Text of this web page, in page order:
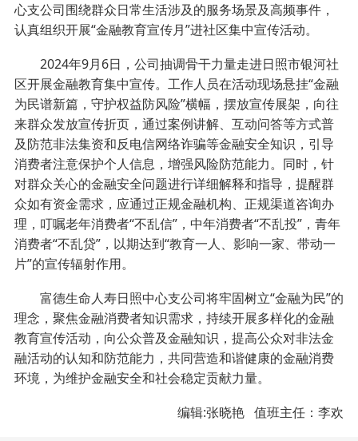
心支公司围绕群众日常生活涉及的服务场景及高频事件，
认真组织开展“金融教育宣传月”进社区集中宣传活动。
2024年9月6日，公司抽调骨干力量走进日照市银河社
区开展金融教育集中宣传。工作人员在活动现场悬挂“金融
为民谱新篇，守护权益防风险”横幅，摆放宣传展架，向往
来群众发放宣传折页，通过案例讲解、互动问答等方式普
及防范非法集资和反电信网络诈骗等金融安全知识，引导
消费者注意保护个人信息，增强风险防范能力。同时，针
对群众关心的金融安全问题进行详细解释和指导，提醒群
众如有资金需求，应通过正规金融机构、正规渠道咨询办
理，叮嘱老年消费者“不乱信”，中年消费者“不乱投”，青年
消费者“不乱贷”，以期达到“教育一人、影响一家、带动一
片”的宣传辐射作用。
富德生命人寿日照中心支公司将牢固树立“金融为民”的
理念，聚焦金融消费者知识需求，持续开展多样化的金融
教育宣传活动，向公众普及金融知识，提高公众对非法金
融活动的认知和防范能力，共同营造和谐健康的金融消费
环境，为维护金融安全和社会稳定贡献力量。
编辑:张晓艳 值班主任：李欢